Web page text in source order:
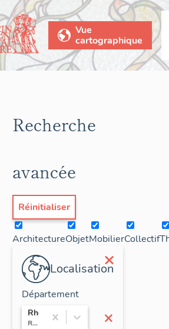
Vue
cartographique
Recherche
avancée
Réinitialiser
ArchitectureObjetMobilierCollectif
×
Localisation
×
Département
Rhône
Rhône-Alpes